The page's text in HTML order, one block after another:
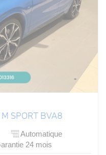
SPORT BVA8
Automatique
24 mois